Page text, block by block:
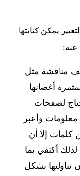
يمكن كتابتها
مناقشة مثل
أغصانها
لصفحات
وأعبر
إلا أن
أكتفي بما
تناولتها بشكل